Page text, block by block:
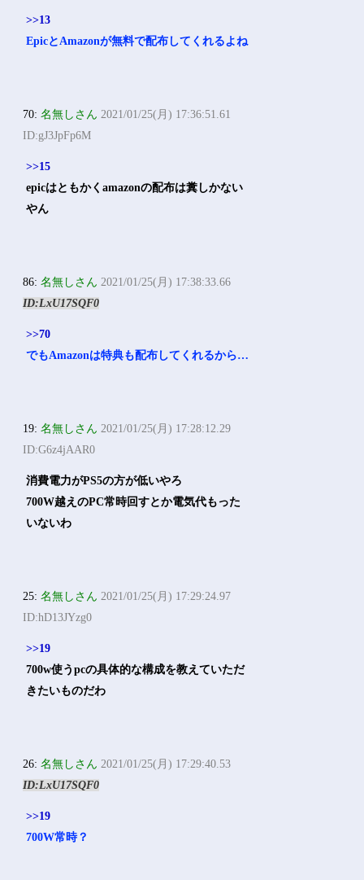
>>13
EpicとAmazonが無料で配布してくれるよね
70:名無しさん 2021/01/25(月) 17:36:51.61
ID:gJ3JpFp6M
>>15
epicはともかくamazonの配布は糞しかない
やん
86:名無しさん 2021/01/25(月) 17:38:33.66
ID:LxU17SQF0
>>70
でもAmazonは特典も配布してくれるから…
19:名無しさん 2021/01/25(月) 17:28:12.29
ID:G6z4jAAR0
消費電力がPS5の方が低いやろ
700W越えのPC常時回すとか電気代もった
いないわ
25:名無しさん 2021/01/25(月) 17:29:24.97
ID:hD13JYzg0
>>19
700w使うpcの具体的な構成を教えていただ
きたいものだわ
26:名無しさん 2021/01/25(月) 17:29:40.53
ID:LxU17SQF0
>>19
700W常時？